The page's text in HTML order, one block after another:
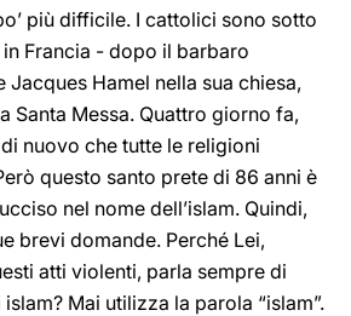
più difficile. I cattolici sono sotto
Francia - dopo il barbaro
Jacques Hamel nella sua chiesa,
Santa Messa. Quattro giorno fa,
nuovo che tutte le religioni
questo santo prete di 86 anni è
nel nome dell’islam. Quindi,
brevi domande. Perché Lei,
atti violenti, parla sempre di
Mai utilizza la parola “islam”.